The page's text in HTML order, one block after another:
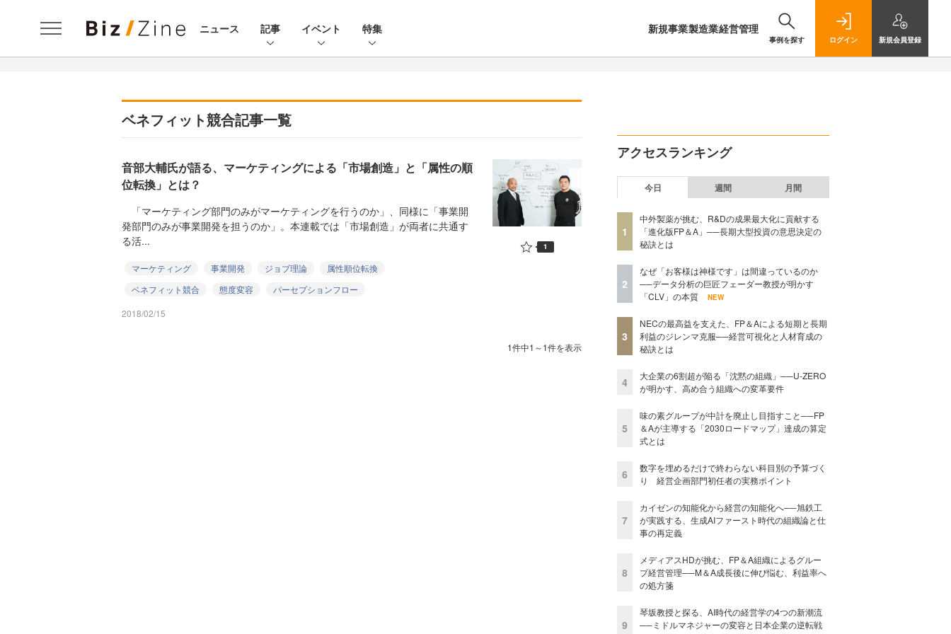
ニュース 記事 イベント 特集 新規事業製造業経営管理
事例を探す ログイン 新規会員登録
ベネフィット競合記事一覧
音部大輔氏が語る、マーケティングによる「市場創造」と「属性の順
位転換」とは？
「マーケティング部門のみがマーケティングを行うのか」、同様に「事業開
発部門のみが事業開発を担うのか」。本連載では「市場創造」が両者に共通す
る活...
マーケティング 事業開発 ジョブ理論
属性順位転換
ベネフィット競合
態度変容
パーセプションフロー
2018/02/15
1
1件中1～1件を表示
アクセスランキング
今日 週間 月間
1
中外製薬が挑む、R&Dの成果最大化に貢献する
「進化版FP＆A」──長期大型投資の意思決定の
秘訣とは
2
なぜ「お客様は神様です」は間違っているのか
──データ分析の巨匠フェーダー教授が明かす
「CLV」の本質
NEW
3
NECの最高益を支えた、FP＆Aによる短期と長期
利益のジレンマ克服──経営可視化と人材育成の
秘訣とは
4
大企業の6割超が陥る「沈黙の組織」──U-ZERO
が明かす、高め合う組織への変革要件
5
味の素グループが中計を廃止し目指すこと──FP
＆Aが主導する「2030ロードマップ」達成の算定
式とは
6
数字を埋めるだけで終わらない科目別の予算づく
り 経営企画部門初任者の実務ポイント
7
カイゼンの知能化から経営の知能化へ──旭鉄工
が実践する、生成AIファースト時代の組織論と仕
事の再定義
8
メディアスHDが挑む、FP＆A組織によるグルー
プ経営管理──M＆A成長後に伸び悩む、利益率へ
の処方箋
9
琴坂教授と探る、AI時代の経営学の4つの新潮流
──ミドルマネジャーの変容と日本企業の逆転戦